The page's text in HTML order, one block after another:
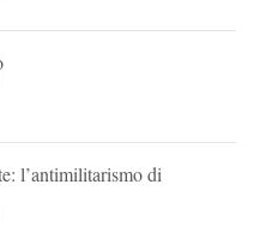
l’antimilitarismo di